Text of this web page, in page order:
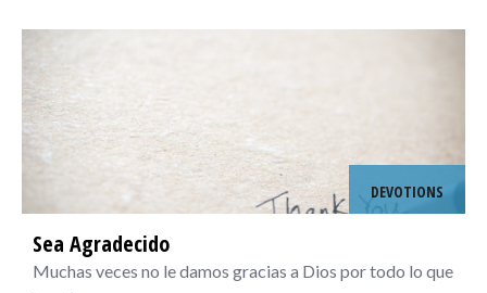
DEVOTIONS
Sea Agradecido
Muchas veces no le damos gracias a Dios por todo lo que